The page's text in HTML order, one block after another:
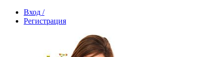
Вход /
Регистрация